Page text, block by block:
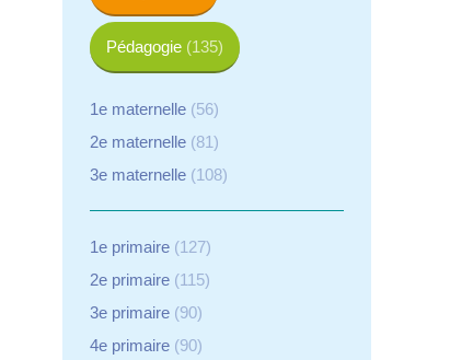
Pédagogie (135)
1e maternelle (56)
2e maternelle (81)
3e maternelle (108)
1e primaire (127)
2e primaire (115)
3e primaire (90)
4e primaire (90)